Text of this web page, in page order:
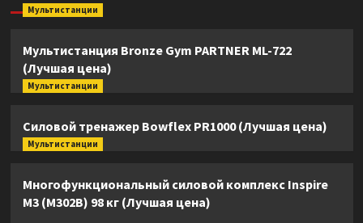
Мультистанции
Мультистанция Bronze Gym PARTNER ML-722
(Лучшая цена)
Мультистанции
Силовой тренажер Bowflex PR1000 (Лучшая цена)
Мультистанции
Многофункциональный силовой комплекс Inspire
M3 (M302B) 98 кг (Лучшая цена)